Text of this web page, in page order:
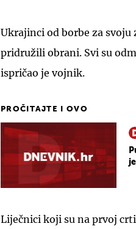
Ukrajinci od borbe za svoju
pridružili obrani. Svi su
ispričao je vojnik.
PROČITAJTE I OVO
Liječnici koji su na prvoj